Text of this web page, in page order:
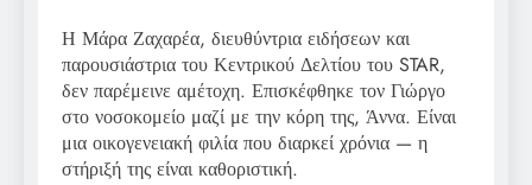
Η Μάρα Ζαχαρέα, διευθύντρια ειδήσεων και
παρουσιάστρια του Κεντρικού Δελτίου του STAR,
δεν παρέμεινε αμέτοχη. Επισκέφθηκε τον Γιώργο
στο νοσοκομείο μαζί με την κόρη της, Άννα. Είναι
μια οικογενειακή φιλία που διαρκεί χρόνια — η
στήριξή της είναι καθοριστική.